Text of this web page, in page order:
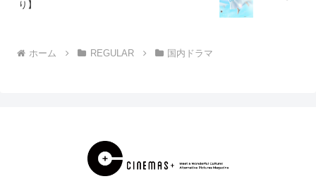
り】
ホーム REGULAR 国内ドラマ